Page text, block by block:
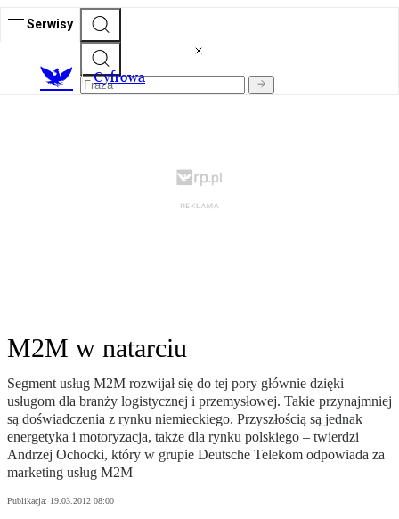
Serwisy
Cyfrowa
M2M w natarciu
Segment usług M2M rozwijał się do tej pory głównie dzięki
usługom dla branży logistycznej i przemysłowej. Takie przynajmniej
są doświadczenia z rynku niemieckiego. Przyszłością są jednak
energetyka i motoryzacja, także dla rynku polskiego – twierdzi
Andrzej Ochocki, który w grupie Deutsche Telekom odpowiada za
marketing usług M2M
Publikacja: 19.03.2012 08:00